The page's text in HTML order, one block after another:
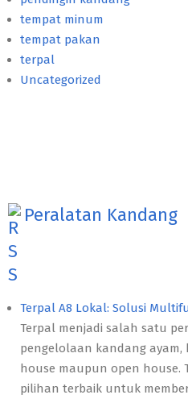
tempat minum
tempat pakan
terpal
Uncategorized
Peralatan Kandang
Terpal A8 Lokal: Solusi
Terpal menjadi salah satu
pengelolaan kandang ayam,
house maupun open house.
pilihan terbaik untuk